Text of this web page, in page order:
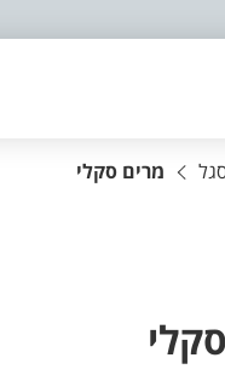
מרים סקלי